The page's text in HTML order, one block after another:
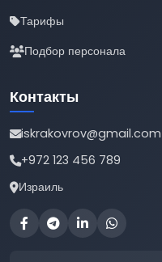
Тарифы
Подбор персонала
Контакты
iskrakovrov@gmail.com
+972 123 456 789
Израиль